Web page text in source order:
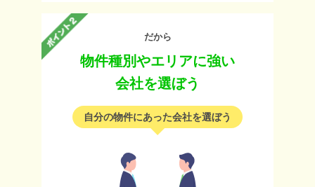
だから
物件種別やエリアに強い
会社を選ぼう
自分の物件にあった会社を選ぼう